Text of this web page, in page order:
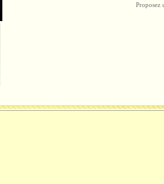
Proposez